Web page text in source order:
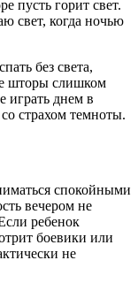
пусть горит свет.
свет, когда ночью
без света,
шторы слишком
играть днем в
страхом темноты.
спокойными
вечером не
ребенок
боевики или
не